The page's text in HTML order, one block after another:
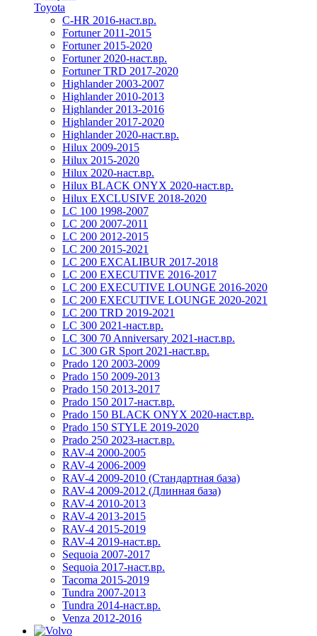
Toyota
C-HR 2016-наст.вр.
Fortuner 2011-2015
Fortuner 2015-2020
Fortuner 2020-наст.вр.
Fortuner TRD 2017-2020
Highlander 2003-2007
Highlander 2010-2013
Highlander 2013-2016
Highlander 2017-2020
Highlander 2020-наст.вр.
Hilux 2009-2015
Hilux 2015-2020
Hilux 2020-наст.вр.
Hilux BLACK ONYX 2020-наст.вр.
Hilux EXCLUSIVE 2018-2020
LC 100 1998-2007
LC 200 2007-2011
LC 200 2012-2015
LC 200 2015-2021
LC 200 EXCALIBUR 2017-2018
LC 200 EXECUTIVE 2016-2017
LC 200 EXECUTIVE LOUNGE 2016-2020
LC 200 EXECUTIVE LOUNGE 2020-2021
LC 200 TRD 2019-2021
LC 300 2021-наст.вр.
LC 300 70 Anniversary 2021-наст.вр.
LC 300 GR Sport 2021-наст.вр.
Prado 120 2003-2009
Prado 150 2009-2013
Prado 150 2013-2017
Prado 150 2017-наст.вр.
Prado 150 BLACK ONYX 2020-наст.вр.
Prado 150 STYLE 2019-2020
Prado 250 2023-наст.вр.
RAV-4 2000-2005
RAV-4 2006-2009
RAV-4 2009-2010 (Стандартная база)
RAV-4 2009-2012 (Длинная база)
RAV-4 2010-2013
RAV-4 2013-2015
RAV-4 2015-2019
RAV-4 2019-наст.вр.
Sequoia 2007-2017
Sequoia 2017-наст.вр.
Tacoma 2015-2019
Tundra 2007-2013
Tundra 2014-наст.вр.
Venza 2012-2016